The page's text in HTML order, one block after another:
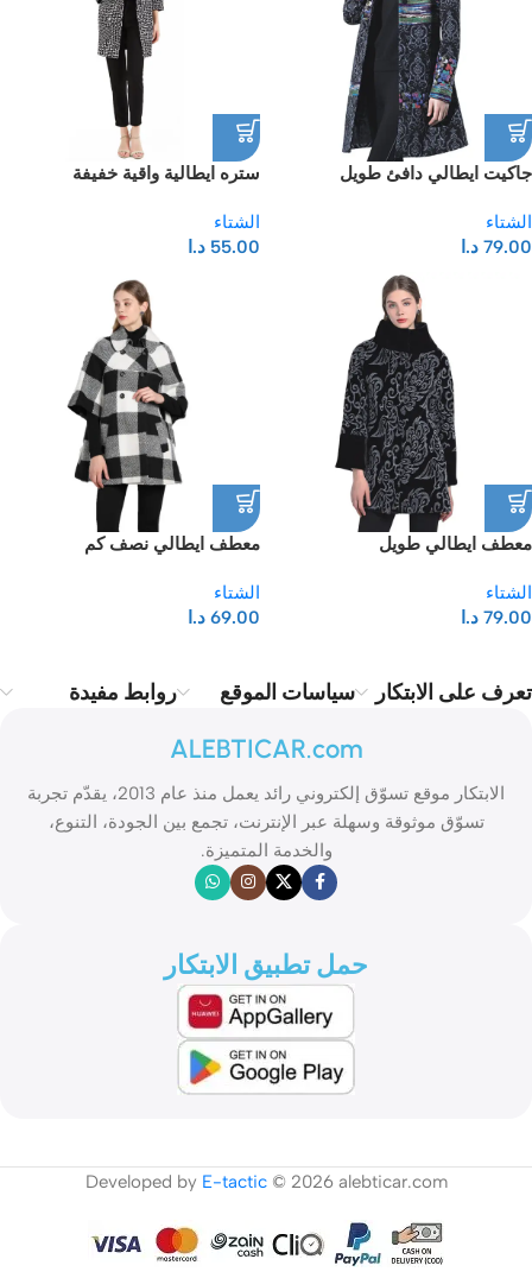
جاكيت ايطالي دافئ طويل
الشتاء
79.00 د.ا
ستره ايطالية واقية خفيفة
الشتاء
55.00 د.ا
معطف ايطالي طويل
الشتاء
79.00 د.ا
معطف ايطالي نصف كم
الشتاء
69.00 د.ا
تعرف على الابتكار سياسات الموقع روابط مفيدة
ALEBTICAR.com
الابتكار موقع تسوّق إلكتروني رائد يعمل منذ عام 2013، يقدّم تجربة
تسوّق موثوقة وسهلة عبر الإنترنت، تجمع بين الجودة، التنوع،
والخدمة المتميزة.
حمل تطبيق الابتكار
Developed by E-tactic© 2026 alebticar.com